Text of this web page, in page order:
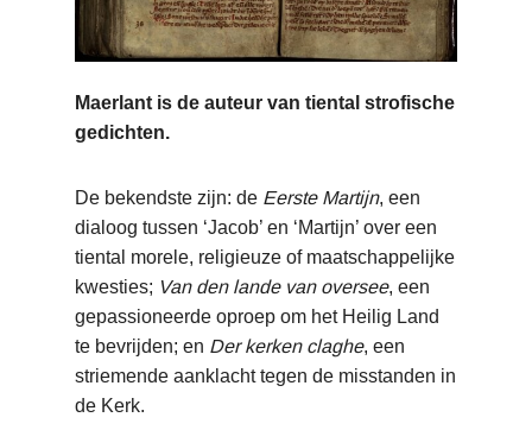
Maerlant is de auteur van tiental strofische
gedichten.
De bekendste zijn: de Eerste Martijn, een
dialoog tussen ‘Jacob’ en ‘Martijn’ over een
tiental morele, religieuze of maatschappelijke
kwesties; Van den lande van oversee, een
gepassioneerde oproep om het Heilig Land
te bevrijden; en Der kerken claghe, een
striemende aanklacht tegen de misstanden in
de Kerk.